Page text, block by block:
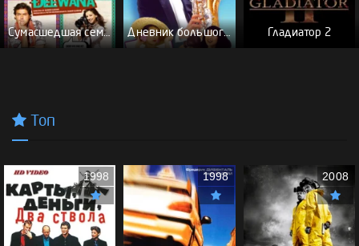
Сумасшедшая семейка Дневник большого человека Гладиатор 2
Топ
1998 1998 2008